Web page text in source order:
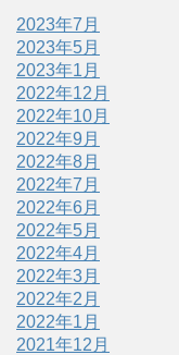
2023年7月
2023年5月
2023年1月
2022年12月
2022年10月
2022年9月
2022年8月
2022年7月
2022年6月
2022年5月
2022年4月
2022年3月
2022年2月
2022年1月
2021年12月